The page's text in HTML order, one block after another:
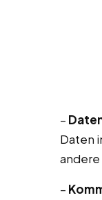
–
Daten
andere
–